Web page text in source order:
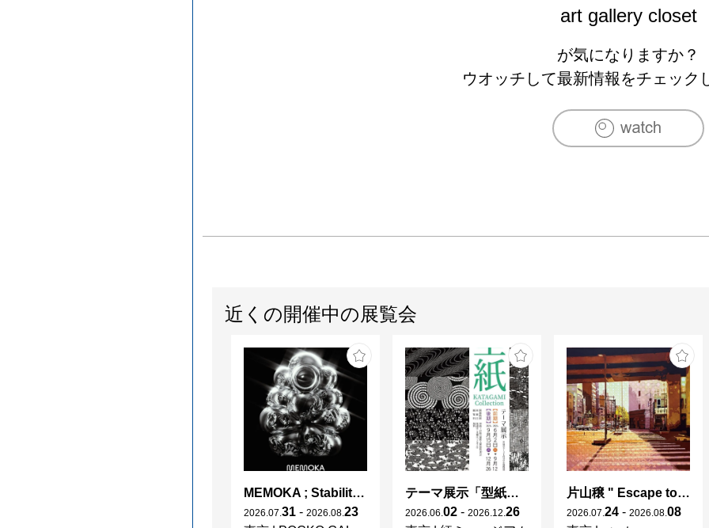
art gallery closet
が気になりますか？
ウオッチして最新情報をチェック
近くの開催中の展覧会
MEMOKA ; Stability is Temporary
2026 07 31 - 2026 08 23
テーマ展示「型紙 KATAGAMI Collection」
2026 06 02 - 2026 12 26
片山穣 " Escape to unravel "
2026 07 24 - 2026 08 08